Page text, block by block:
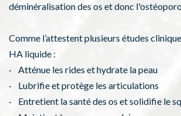
déminéralisation des os et donc
Comme l’attestent plusieurs études
HA liquide :
· Atténue les rides et hydrate la peau
· Lubrifie et protège les articulations
· Entretient la santé des os et solidifie le